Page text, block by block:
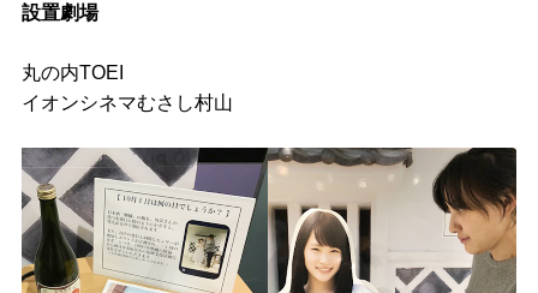
設置劇場
丸の内TOEI
イオンシネマむさし村山